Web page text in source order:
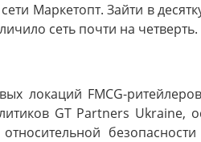
Маркетопт. Зайти в
сеть почти на четверть.
локаций FMCG-
GT Partners Ukraine,